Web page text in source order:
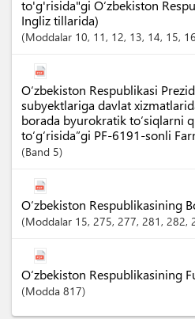
to'g'risida"gi O‘zbekiston
Ingliz tillarida)
Moddalar 10, 11 , 12, 13, 14, 15, 16
O‘zbekiston Respublikasi
subyektlariga davlat
borada byurokratik to‘siqlarni
to‘g‘risida”gi PF-6191-sonli
Band 5
O‘zbekiston Respublikasining
Moddalar 15, 275, 277, 281 , 282,
O‘zbekiston Respublikasining
Modda 817